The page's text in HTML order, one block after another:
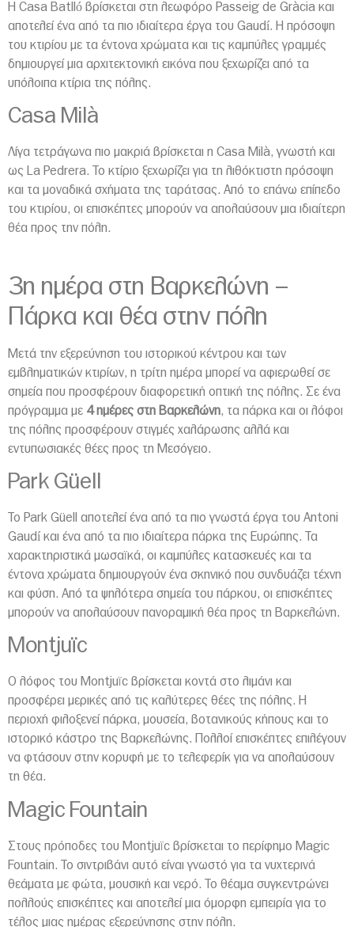
Η Casa Batlló βρίσκεται στη λεωφόρο Passeig de Gràcia και
αποτελεί ένα από τα πιο ιδιαίτερα έργα του Gaudí. Η πρόσοψη
του κτιρίου με τα έντονα χρώματα και τις καμπύλες γραμμές
δημιουργεί μια αρχιτεκτονική εικόνα που ξεχωρίζει από τα
υπόλοιπα κτίρια της πόλης.
Casa Milà
Λίγα τετράγωνα πιο μακριά βρίσκεται η Casa Milà, γνωστή και
ως La Pedrera. Το κτίριο ξεχωρίζει για τη λιθόκτιστη πρόσοψη
και τα μοναδικά σχήματα της ταράτσας. Από το επάνω επίπεδο
του κτιρίου, οι επισκέπτες μπορούν να απολαύσουν μια ιδιαίτερη
θέα προς την πόλη.
3η ημέρα στη Βαρκελώνη –
Πάρκα και θέα στην πόλη
Μετά την εξερεύνηση του ιστορικού κέντρου και των
εμβληματικών κτιρίων, η τρίτη ημέρα μπορεί να αφιερωθεί σε
σημεία που προσφέρουν διαφορετική οπτική της πόλης. Σε ένα
πρόγραμμα με 4 ημέρες στη Βαρκελώνη, τα πάρκα και οι λόφοι
της πόλης προσφέρουν στιγμές χαλάρωσης αλλά και
εντυπωσιακές θέες προς τη Μεσόγειο.
Park Güell
Το Park Güell αποτελεί ένα από τα πιο γνωστά έργα του Antoni
Gaudí και ένα από τα πιο ιδιαίτερα πάρκα της Ευρώπης. Τα
χαρακτηριστικά μωσαϊκά, οι καμπύλες κατασκευές και τα
έντονα χρώματα δημιουργούν ένα σκηνικό που συνδυάζει τέχνη
και φύση. Από τα ψηλότερα σημεία του πάρκου, οι επισκέπτες
μπορούν να απολαύσουν πανοραμική θέα προς τη Βαρκελώνη.
Montjuïc
Ο λόφος του Montjuïc βρίσκεται κοντά στο λιμάνι και
προσφέρει μερικές από τις καλύτερες θέες της πόλης. Η
περιοχή φιλοξενεί πάρκα, μουσεία, βοτανικούς κήπους και το
ιστορικό κάστρο της Βαρκελώνης. Πολλοί επισκέπτες επιλέγουν
να φτάσουν στην κορυφή με το τελεφερίκ για να απολαύσουν
τη θέα.
Magic Fountain
Στους πρόποδες του Montjuïc βρίσκεται το περίφημο Magic
Fountain. Το σιντριβάνι αυτό είναι γνωστό για τα νυχτερινά
θεάματα με φώτα, μουσική και νερό. Το θέαμα συγκεντρώνει
πολλούς επισκέπτες και αποτελεί μια όμορφη εμπειρία για το
τέλος μιας ημέρας εξερεύνησης στην πόλη.